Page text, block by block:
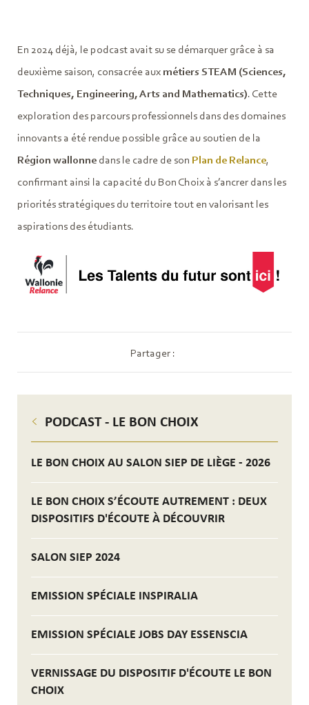
PODCAST - LE BON CHOIX
LE BON CHOIX AU SALON SIEP DE LIÈGE - 2026
LE BON CHOIX S’ÉCOUTE AUTREMENT : DEUX
DISPOSITIFS D'ÉCOUTE À DÉCOUVRIR
SALON SIEP 2024
EMISSION SPÉCIALE INSPIRALIA
EMISSION SPÉCIALE JOBS DAY ESSENSCIA
VERNISSAGE DU DISPOSITIF D'ÉCOUTE LE BON
CHOIX
En 2024 déjà, le podcast avait su se démarquer grâce à sa
deuxième saison, consacrée aux métiers STEAM (Sciences,
Techniques, Engineering, Arts and Mathematics). Cette
exploration des parcours professionnels dans des domaines
innovants a été rendue possible grâce au soutien de la
Région wallonne dans le cadre de son Plan de Relance,
confirmant ainsi la capacité du Bon Choix à s’ancrer dans les
priorités stratégiques du territoire tout en valorisant les
aspirations des étudiants.
Partager :